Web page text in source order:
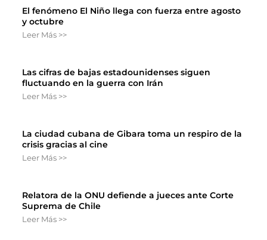
El fenómeno El Niño llega con fuerza entre agosto
y octubre
Leer Más >>
Las cifras de bajas estadounidenses siguen
fluctuando en la guerra con Irán
Leer Más >>
La ciudad cubana de Gibara toma un respiro de la
crisis gracias al cine
Leer Más >>
Relatora de la ONU defiende a jueces ante Corte
Suprema de Chile
Leer Más >>